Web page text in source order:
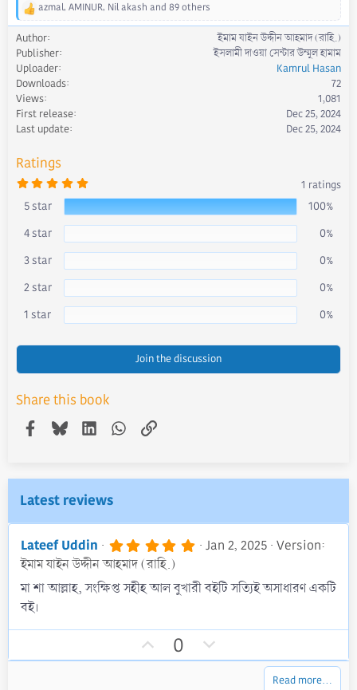
R
e
a
c
t
i
o
n
s
azmal, AMINUR, Nil akash and 89 others
Author
ইমাম যাইন উদ্দীন আহমাদ (রাহি.)
Publisher
ইসলামী দাওয়া সেন্টার উম্মুল হামাম
Uploader
Kamrul Hasan
Downloads
72
Views
1,081
First release
Dec 25, 2024
Last update
Dec 25, 2024
Ratings
5
0
0
s
a
r
1 ratings
5 star
100%
4 star
0%
3 star
0%
2 star
0%
1 star
0%
Join the discussion
Share this book
Facebook
BlueskyLinkedInWhatsApp
Link
Latest reviews
Lateef Uddin 5
0
s
r
s
Jan 2, 2025 Version:
ইমাম যাইন উদ্দীন আহমাদ (রাহি.)
মা শা আল্লাহ, সংক্ষিপ্ত সহীহ আল বুখারী বইটি সত্যিই অসাধারণ একটি
বই।
p
0
o
Read more…